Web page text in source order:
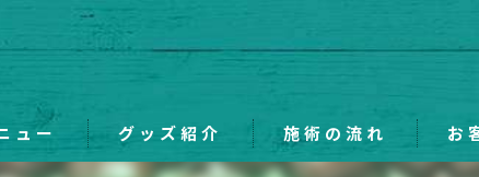
ュー グッズ紹介 施術の流れ お